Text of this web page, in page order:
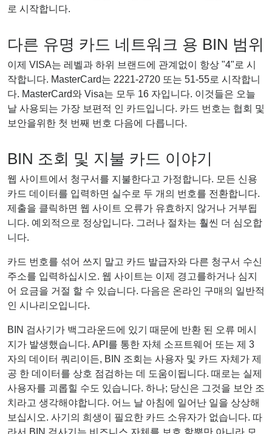
로 시작합니다.
다른 유명 카드 네트워크 용 BIN 범위
이제 VISA는 레벨과 하위 브랜드에 관계없이 항상 "4"로 시
작합니다. MasterCard는 2221-2720 또는 51-55로 시작합니
다. MasterCard와 Visa는 모두 16 자입니다. 이것들은 오늘
날 사용되는 가장 보편적 인 카드입니다. 카드 번호는 협회 및
보안을위한 첫 번째 번호 다음에 다릅니다.
BIN 조회 및 지불 카드 이야기
웹 사이트에서 청구서를 지불한다고 가정합니다. 모든 신용
카드 데이터를 입력하면 실수로 두 개의 번호를 전환합니다.
제출을 클릭하면 웹 사이트 오류가 유효하지 않거나 거부됩
니다. 예외적으로 정상입니다. 그러나 절차는 훨씬 더 심오합
니다.
카드 번호를 섞어 쓰지 말고 카드 발급자와 다른 청구서 수신
주소를 입력하십시오. 웹 사이트는 이제 경고를하거나 심지
어 요금을 거절 할 수 있습니다. 다음은 온라인 구매의 일반적
인 시나리오입니다.
BIN 검사기가 백그라운드에 있기 때문에 반환 된 오류 메시
지가 발생했습니다. API를 통한 자체 소프트웨어 또는 제 3
자의 데이터 쿼리이든, BIN 조회는 사용자 및 카드 자체가 제
공 한 데이터를 상호 점검하는 데 도움이됩니다. 때로는 실제
사용자를 괴롭힐 수도 있습니다. 하나; 당신은 그것을 보안 조
치라고 생각해야합니다. 어느 날 아침에 일어난 일을 상상해
보십시오. 사기의 희생이 필요한 카드 소유자가 없습니다. 따
라서 BIN 검사기는 비즈니스 자체를 보호 할뿐만 아니라 모